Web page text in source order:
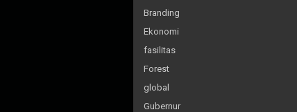
Branding
Ekonomi
fasilitas
Forest
global
Gubernur